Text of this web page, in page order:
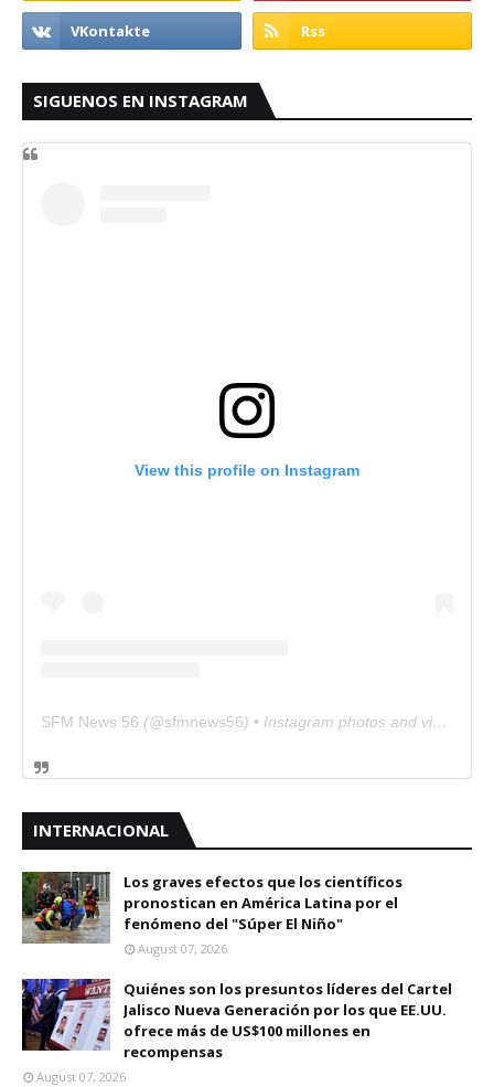
SIGUENOS EN INSTAGRAM
View this profile on Instagram
SFM News 56 (@sfmnews56) • Instagram photos and videos
INTERNACIONAL
Los graves efectos que los científicos
pronostican en América Latina por el
fenómeno del "Súper El Niño"
August 07, 2026
Quiénes son los presuntos líderes del Cartel
Jalisco Nueva Generación por los que EE.UU.
ofrece más de US$100 millones en
recompensas
August 07, 2026